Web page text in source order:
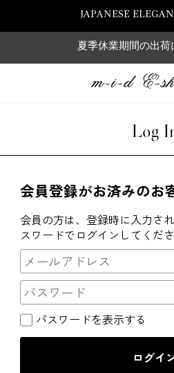
JAPANESE
夏季休業期間の出荷
Log
会員登録がお済みのお
会員の方は、登録時に入力さ
スワードでログインしてくださ
パスワードを表示する